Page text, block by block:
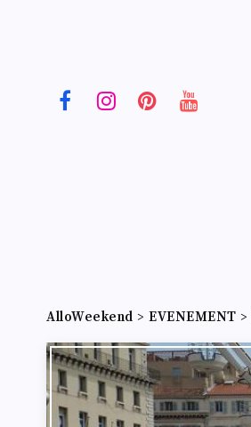
AlloWeekend > EVENEMENT >